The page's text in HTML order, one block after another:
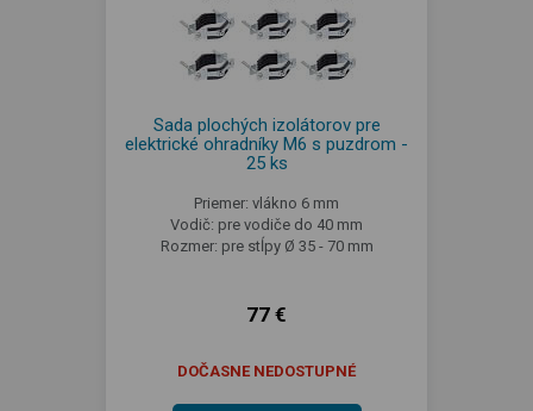
Sada plochých izolátorov pre
elektrické ohradníky M6 s puzdrom -
25 ks
Priemer: vlákno 6 mm
Vodič: pre vodiče do 40 mm
Rozmer: pre stĺpy Ø 35 - 70 mm
77 €
DOČASNE NEDOSTUPNÉ